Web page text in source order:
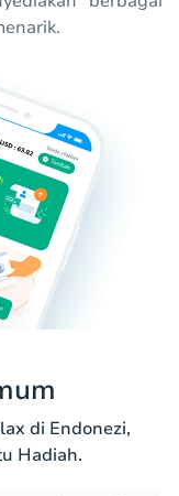
di Endonezi,
Hadiah.